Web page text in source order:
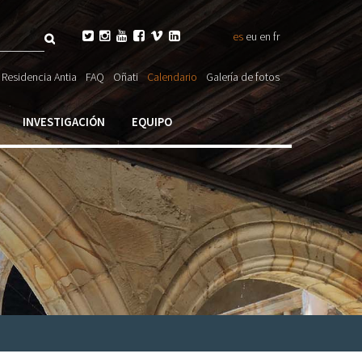
Buscar
       es eu en fr
Residencia Antia FAQ Oñati Calendario Galería de fotos
INVESTIGACIÓN EQUIPO